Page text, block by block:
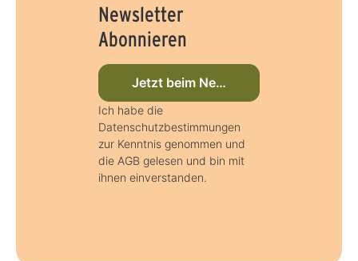
Newsletter
Abonnieren
Jetzt beim Newsletter anmelden
Ich habe die
Datenschutzbestimmungen
zur Kenntnis genommen und
die AGB gelesen und bin mit
ihnen einverstanden.